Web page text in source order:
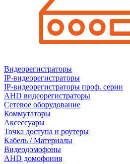
Видеорегистраторы
IP-видеорегистраторы
IP-видеорегистраторы проф. серии
AHD видеорегистраторы
Сетевое оборудование
Коммутаторы
Аксессуары
Точка доступа и роутеры
Кабель / Материалы
Видеодомофоны
AHD домофония